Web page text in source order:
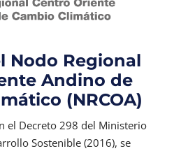
Nodo Regional
Andino de
(NRCOA)
el Decreto 298 del Ministerio
Sostenible (2016), se